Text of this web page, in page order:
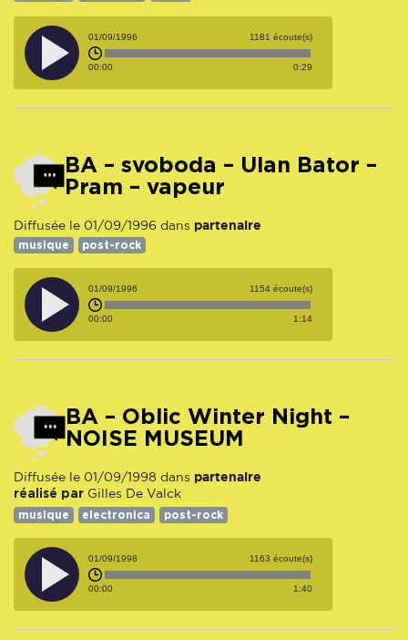
01/09/1996 1181 écoute(s)
00:00 0:29
BA – svoboda – Ulan Bator –
Pram – vapeur
Diffusée le 01/09/1996 dans partenaire
musique post-rock
01/09/1996 1154 écoute(s)
00:00 1:14
BA – Oblic Winter Night –
NOISE MUSEUM
Diffusée le 01/09/1998 dans partenaire
réalisé par Gilles De Valck
musique electronica post-rock
01/09/1998 1163 écoute(s)
00:00 1:40